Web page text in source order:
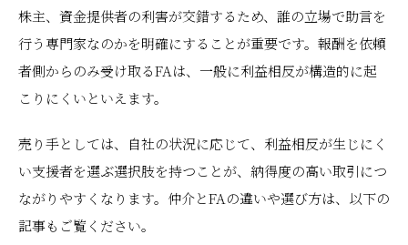
株主、資金提供者の利害が交錯するため、誰の立場で助言を
行う専門家なのかを明確にすることが重要です。報酬を依頼
者側からのみ受け取るFAは、一般に利益相反が構造的に起
こりにくいといえます。
売り手としては、自社の状況に応じて、利益相反が生じにく
い支援者を選ぶ選択肢を持つことが、納得度の高い取引につ
ながりやすくなります。仲介とFAの違いや選び方は、以下の
記事もご覧ください。